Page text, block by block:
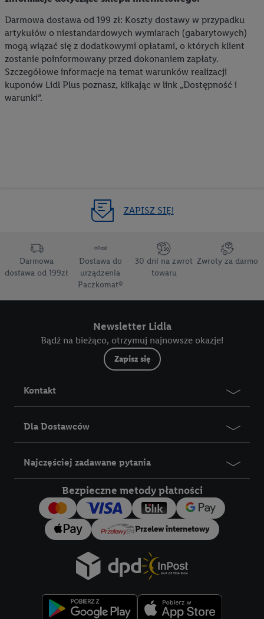
Darmowa dostawa od 199 zł: Koszty dostawy w przypadku
artykułów o niestandardowych wymiarach (gabarytowych)
mogą wiązać się z dodatkowymi opłatami, o których klient
zostanie poinformowany przed dokonaniem zapłaty.
Szczegółowe informacje na temat warunków realizacji
kuponów Lidl Plus poznasz, klikając w link „Dostępność i
warunki”.
ZAPISZ SIĘ!
Darmowa
dostawa od 199zł
Dostawa do
urządzenia
Paczkomat®
30 dni na zwrot
towaru
Zwroty za darmo
Newsletter Lidla
Bądź na bieżąco, otrzymuj najnowsze okazje!
Zapisz się
Kontakt
Dla Dostawców
Najczęściej zadawane pytania
Bezpieczne metody płatności
Przelew internetowy